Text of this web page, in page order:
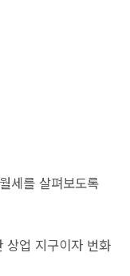
세를 살펴보도록
상업 지구이자 번화